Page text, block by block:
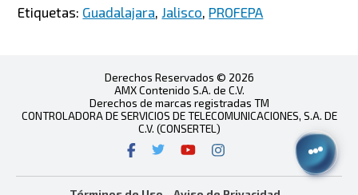
Etiquetas: Guadalajara, Jalisco, PROFEPA
Derechos Reservados © 2026
AMX Contenido S.A. de C.V.
Derechos de marcas registradas TM
CONTROLADORA DE SERVICIOS DE TELECOMUNICACIONES, S.A. DE
C.V. (CONSERTEL)